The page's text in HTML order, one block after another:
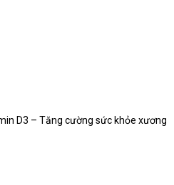
D3 – Tăng cường sức khỏe xương